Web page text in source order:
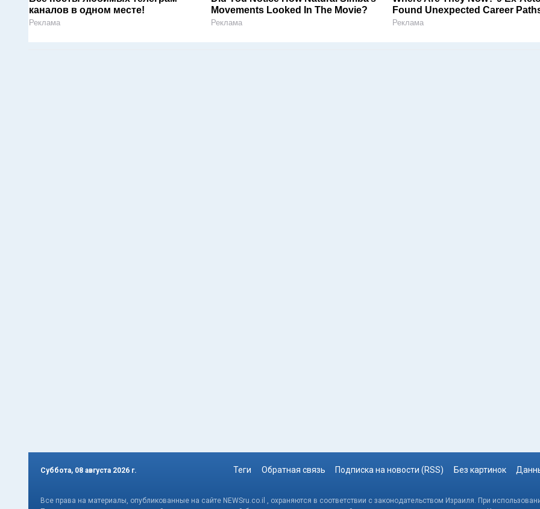
каналов в одном месте!
Реклама
Movements Looked In The Movie?
Реклама
Found Unexpected Career
Реклама
Суббота, 08 августа 2026 г. Теги Обратная связь Подписка на новости (RSS) Без картинок
Все права на материалы, опубликованные на сайте NEWSru.co.il , охраняются в соответствии с законодательством Израиля. При